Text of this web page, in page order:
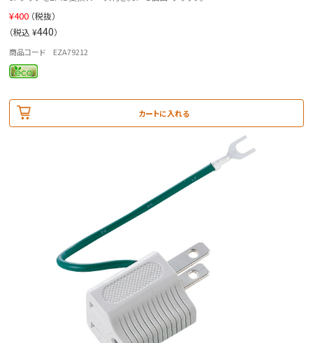
¥400 （税抜）
（税込 ¥440）
商品コード EZA79212
カートに入れる